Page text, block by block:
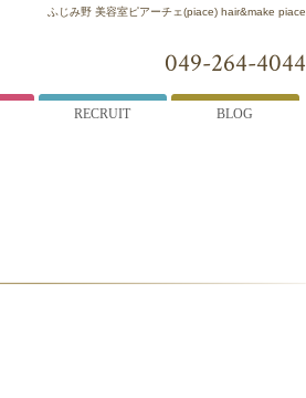
ふじみ野 美容室ピアーチェ(piace) hair&make piace
049-264-4044
RECRUIT BLOG